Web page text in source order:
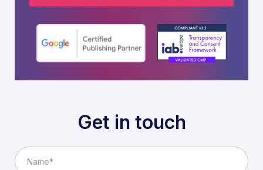
Get in touch